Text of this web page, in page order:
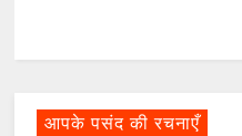
आपके पसंद की रचनाएँ